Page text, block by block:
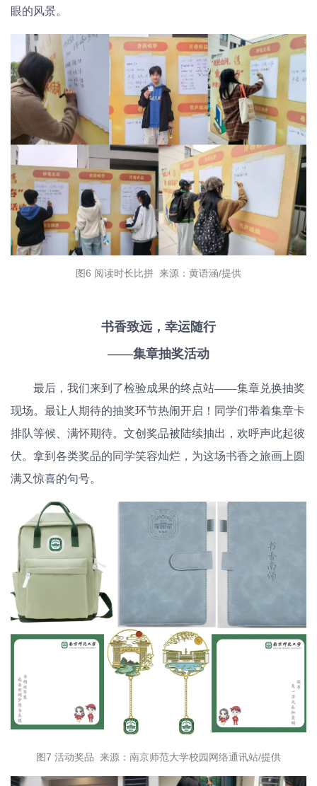
眼的风景。
图6 阅读时长比拼 来源：黄语涵/提供
书香致远，幸运随行
——集章抽奖活动
最后，我们来到了检验成果的终点站——集章兑换抽奖
现场。最让人期待的抽奖环节热闹开启！同学们带着集章卡
排队等候、满怀期待。文创奖品被陆续抽出，欢呼声此起彼
伏。拿到各类奖品的同学笑容灿烂，为这场书香之旅画上圆
满又惊喜的句号。
图7 活动奖品 来源：南京师范大学校园网络通讯站/提供